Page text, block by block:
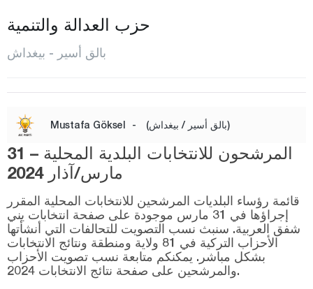
دورسون بيه
غوميش
غونان
حافران
إيقريندي
كيبسوت
مانياس
مرمرة
حزب العدالة والتنمية
بالق أسير - بيغداش
Mustafa Göksel - (بالق أسير / بيغداش)
المرشحون للانتخابات البلدية المحلية – 31
مارس/آذار 2024
قائمة رؤساء البلديات المرشحين للانتخابات المحلية المقرر
إجراؤها في 31 مارس موجودة على صفحة انتخابات يني
شفق العربية. سنبث نسب التصويت للتحالفات التي أنشأتها
الأحزاب التركية في 81 ولاية ومنطقة ونتائج الانتخابات
بشكل مباشر. يمكنكم متابعة نسب تصويت الأحزاب
والمرشحين على صفحة نتائج الانتخابات 2024.